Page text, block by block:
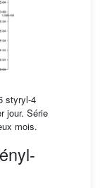
styryl-4
jour. Série
mois.